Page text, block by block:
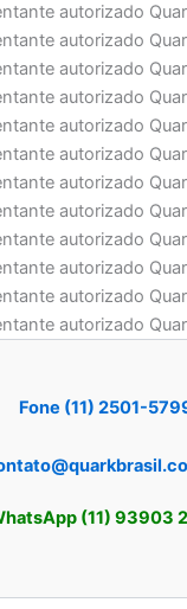
autorizado
autorizado
autorizado
autorizado
autorizado
autorizado
autorizado
autorizado
autorizado
autorizado
autorizado
autorizado
Fone (11) 2501-
(11) 93903